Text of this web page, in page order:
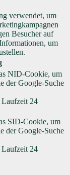
verwendet, um
Besucher auf
um
NID-Cookie, um
der Google-Suche
Laufzeit 24
SID-Cookie, um
der Google-Suche
Laufzeit 24